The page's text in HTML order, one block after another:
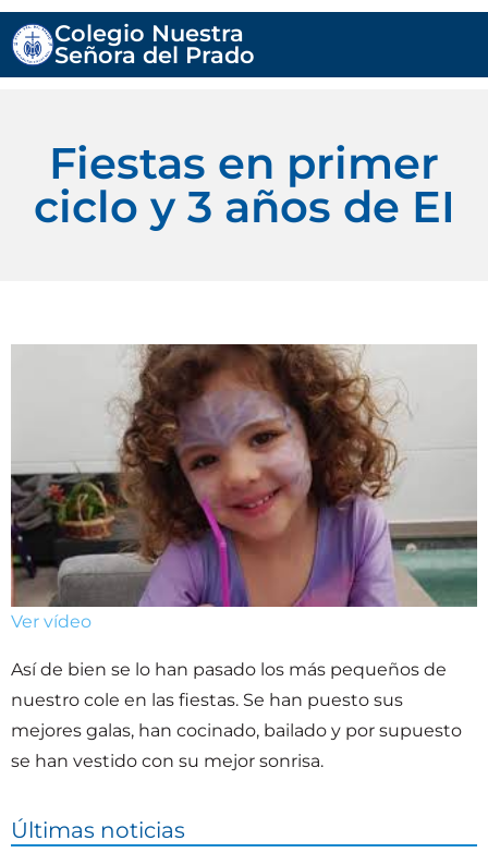
Colegio Nuestra
Señora del Prado
Fiestas en primer
ciclo y 3 años de EI
Ver vídeo
Así de bien se lo han pasado los más pequeños de
nuestro cole en las fiestas. Se han puesto sus
mejores galas, han cocinado, bailado y por supuesto
se han vestido con su mejor sonrisa.
Últimas noticias